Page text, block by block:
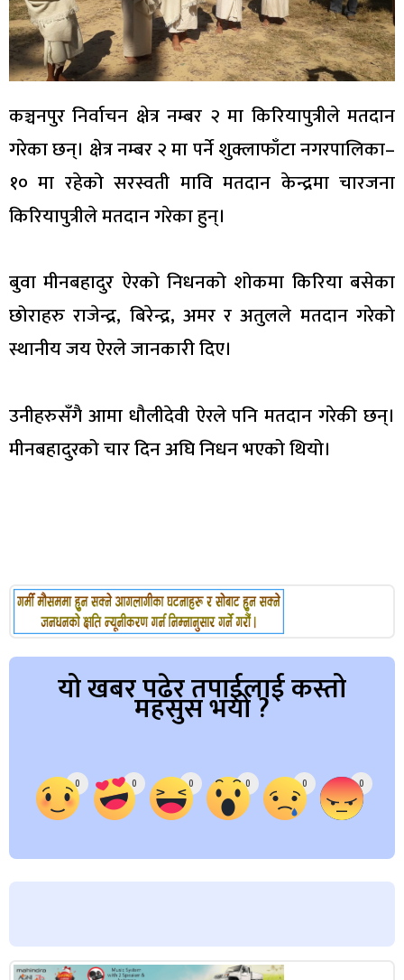
कञ्चनपुर निर्वाचन क्षेत्र नम्बर २ मा किरियापुत्रीले मतदान
गरेका छन्। क्षेत्र नम्बर २ मा पर्ने शुक्लाफाँटा नगरपालिका–
१० मा रहेको सरस्वती मावि मतदान केन्द्रमा चारजना
किरियापुत्रीले मतदान गरेका हुन्।
बुवा मीनबहादुर ऐरको निधनको शोकमा किरिया बसेका
छोराहरु राजेन्द्र, बिरेन्द्र, अमर र अतुलले मतदान गरेको
स्थानीय जय ऐरले जानकारी दिए।
उनीहरुसँगै आमा धौलीदेवी ऐरले पनि मतदान गरेकी छन्।
मीनबहादुरको चार दिन अघि निधन भएको थियो।
यो खबर पढेर तपाईलाई कस्तो
महसुस भयो ?
0 0 0 0 0 0